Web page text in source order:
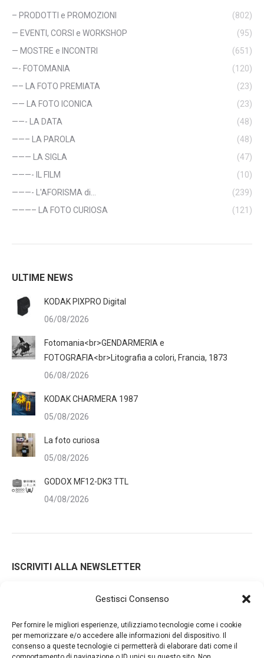
Gestisci Consenso
Per fornire le migliori esperienze, utilizziamo tecnologie come i cookie
per memorizzare e/o accedere alle informazioni del dispositivo. Il
consenso a queste tecnologie ci permetterà di elaborare dati come il
– PRODOTTI e PROMOZIONI
(802)
— EVENTI, CORSI e WORKSHOP
(95)
— MOSTRE e INCONTRI
(651)
—- FOTOMANIA
(120)
—– LA FOTO PREMIATA
(23)
—— LA FOTO ICONICA
(23)
——- LA DATA
(48)
——– LA PAROLA
(48)
——— LA SIGLA
(47)
———- IL FILM
(10)
———- L'AFORISMA di…
(239)
———– LA FOTO CURIOSA
(121)
ULTIME NEWS
KODAK PIXPRO Digital
06/08/2026
Fotomania<br>GENDARMERIA e
FOTOGRAFIA<br>Litografia a colori, Francia, 1873
06/08/2026
KODAK CHARMERA 1987
05/08/2026
La foto curiosa
05/08/2026
GODOX MF12-DK3 TTL
04/08/2026
ISCRIVITI ALLA NEWSLETTER
Iscrivendoti alla nostra newsletter accetti i Termini e le
Condizioni d'Uso del nostro sito web. La tua email potrà essere
utilizzata a fini commerciali e promozionali.